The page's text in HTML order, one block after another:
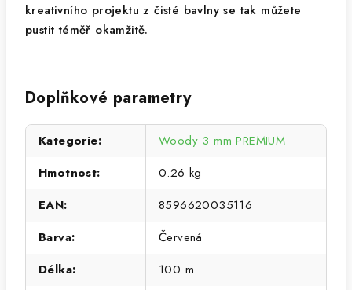
kreativního projektu z čisté bavlny se tak můžete
pustit téměř okamžitě.
Doplňkové parametry
Kategorie:
Woody 3 mm PREMIUM
Hmotnost:
0.26 kg
EAN:
8596620035116
Barva:
Červená
Délka:
100 m